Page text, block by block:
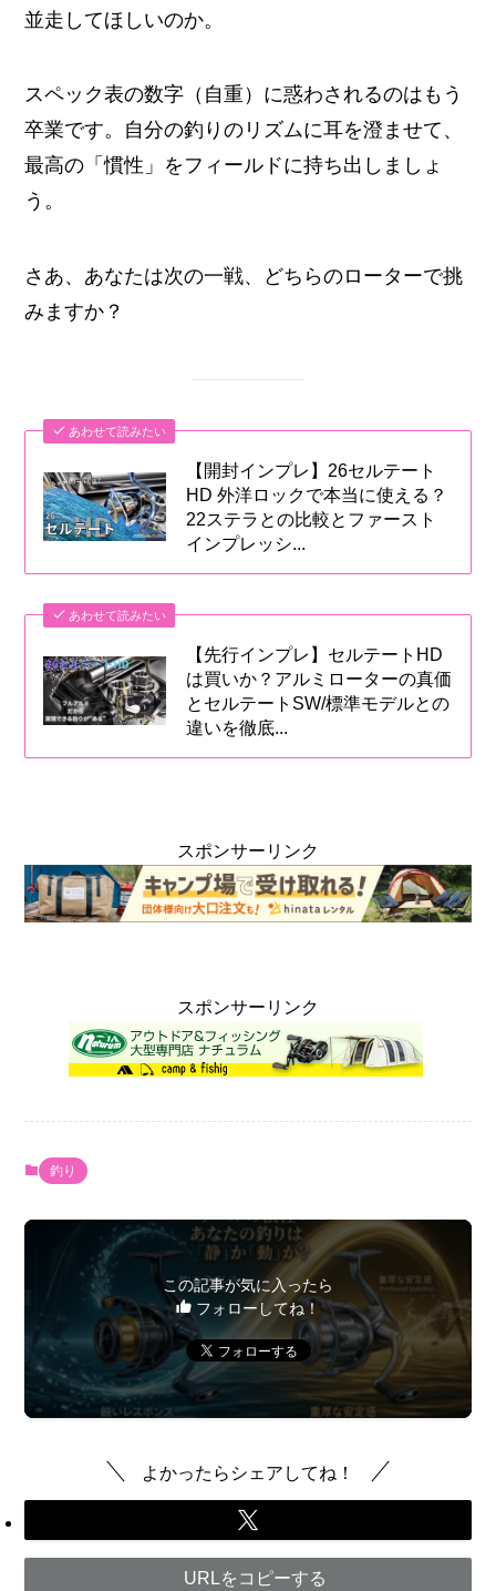
並走してほしいのか。
スペック表の数字（自重）に惑わされるのはもう
卒業です。自分の釣りのリズムに耳を澄ませて、
最高の「慣性」をフィールドに持ち出しましょ
う。
さあ、あなたは次の一戦、どちらのローターで挑
みますか？
あわせて読みたい
【開封インプレ】26セルテート
HD 外洋ロックで本当に使える？
22ステラとの比較とファースト
インプレッシ...
あわせて読みたい
【先行インプレ】セルテートHD
は買いか？アルミローターの真価
とセルテートSW/標準モデルとの
違いを徹底...
スポンサーリンク
スポンサーリンク
釣り
この記事が気に入ったら
フォローしてね！
よかったらシェアしてね！
URLをコピーする